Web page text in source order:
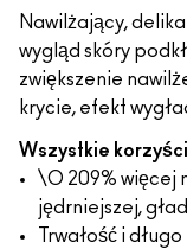
Nawilżający,
wygląd skóry
zwiększenie
krycie, efekt
Wszystkie korzyści
\O 209% więcej
jędrniejszej,
Trwałość i